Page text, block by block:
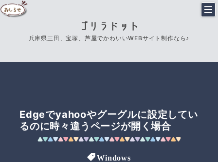
ゴリラドット
兵庫県三田、宝塚、芦屋でかわいいWEBサイト制作なら♪
Edgeでyahooやグーグルに設定してい
るのに時々違うページが開く場合
Windows